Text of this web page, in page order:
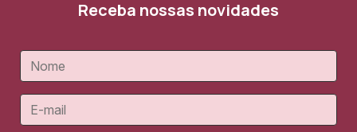
Receba nossas novidades